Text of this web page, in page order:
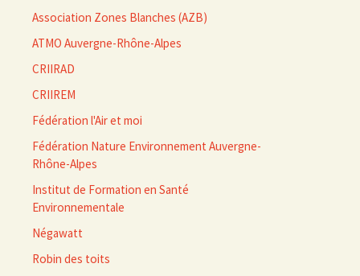
Association Zones Blanches (AZB)
ATMO Auvergne-Rhône-Alpes
CRIIRAD
CRIIREM
Fédération l'Air et moi
Fédération Nature Environnement Auvergne-
Rhône-Alpes
Institut de Formation en Santé
Environnementale
Négawatt
Robin des toits